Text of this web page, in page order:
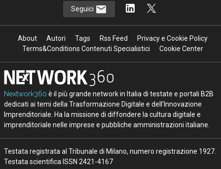
Seguici
About Autori Tags Rss Feed
Privacy e Cookie Policy
Terms&Conditions Contenuti Specialistici
Cookie Center
Nextwork360 è il più grande network in Italia di testate e portali B2B
dedicati ai temi della Trasformazione Digitale e dell’Innovazione
Imprenditoriale. Ha la missione di diffondere la cultura digitale e
imprenditoriale nelle imprese e pubbliche amministrazioni italiane.
Testata registrata al Tribunale di Milano, numero registrazione 1927.
Testata scientifica ISSN 2421-4167